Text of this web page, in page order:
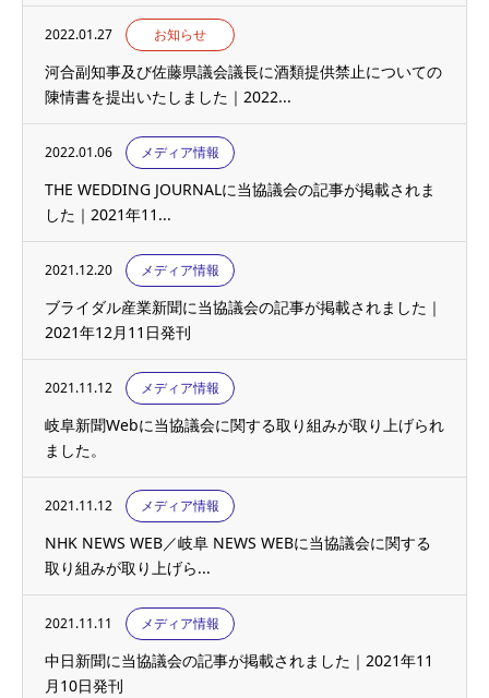
2022.01.27 お知らせ
河合副知事及び佐藤県議会議長に酒類提供禁止についての
陳情書を提出いたしました｜2022...
2022.01.06 メディア情報
THE WEDDING JOURNALに当協議会の記事が掲載されま
した｜2021年11...
2021.12.20 メディア情報
ブライダル産業新聞に当協議会の記事が掲載されました｜
2021年12月11日発刊
2021.11.12 メディア情報
岐阜新聞Webに当協議会に関する取り組みが取り上げられ
ました。
2021.11.12 メディア情報
NHK NEWS WEB／岐阜 NEWS WEBに当協議会に関する
取り組みが取り上げら...
2021.11.11 メディア情報
中日新聞に当協議会の記事が掲載されました｜2021年11
月10日発刊